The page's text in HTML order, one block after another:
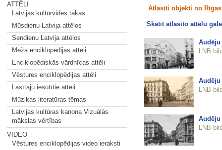
ATTĒLI
Latvijas kultūrvides takas
Mūsdienu Latvija attēlos
Sendienu Latvija attēlos
Meža enciklopēdijas attēli
Enciklopēdiskās vārdnīcas attēli
Vēstures enciklopēdijas attēli
Lasītāju iesūtītie attēli
Mūzikas literatūras tēmas
Latvijas kultūras kanona Vizuālās
mākslas vērtības
VIDEO
Vēstures enciklopēdijas video ieraksti
Atlasīti objekti no
Skatīt atlasīto attēlu
Audēju
LNB
Audēju
LNB
Audēju
LNB